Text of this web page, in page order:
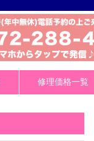
修理価格一覧